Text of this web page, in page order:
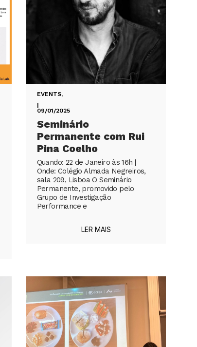
EVENTS,
|
09/01/2025
Seminário
Permanente com Rui
Pina Coelho
Quando: 22 de Janeiro às 16h |
Onde: Colégio Almada Negreiros,
sala 209, Lisboa O Seminário
Permanente, promovido pelo
Grupo de Investigação
Performance e
LER MAIS